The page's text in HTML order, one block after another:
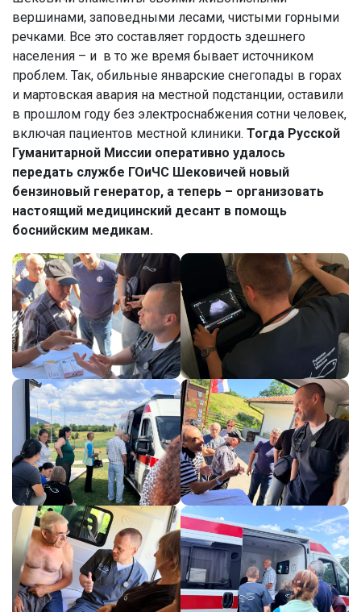
вершинами, заповедными лесами, чистыми горными
речками. Все это составляет гордость здешнего
населения – и в то же время бывает источником
проблем. Так, обильные январские снегопады в горах
и мартовская авария на местной подстанции, оставили
в прошлом году без электроснабжения сотни человек,
включая пациентов местной клиники. Тогда Русской
Гуманитарной Миссии оперативно удалось
передать службе ГОиЧС Шековичей новый
бензиновый генератор, а теперь – организовать
настоящий медицинский десант в помощь
боснийским медикам.